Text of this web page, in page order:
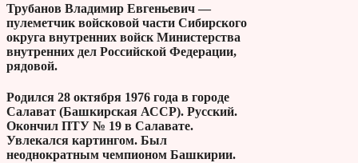
Трубанов Владимир Евгеньевич —
пулеметчик войсковой части Сибирского
округа внутренних войск Министерства
внутренних дел Российской Федерации,
рядовой.
Родился 28 октября 1976 года в городе
Салават (Башкирская АССР). Русский.
Окончил ПТУ № 19 в Салавате.
Увлекался картингом. Был
неоднократным чемпионом Башкирии.